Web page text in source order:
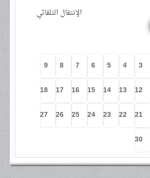
الإنتقال التلقائي
3
4
5
6
7
8
9
12
13
14
15
16
17
18
21
22
23
24
25
26
27
30